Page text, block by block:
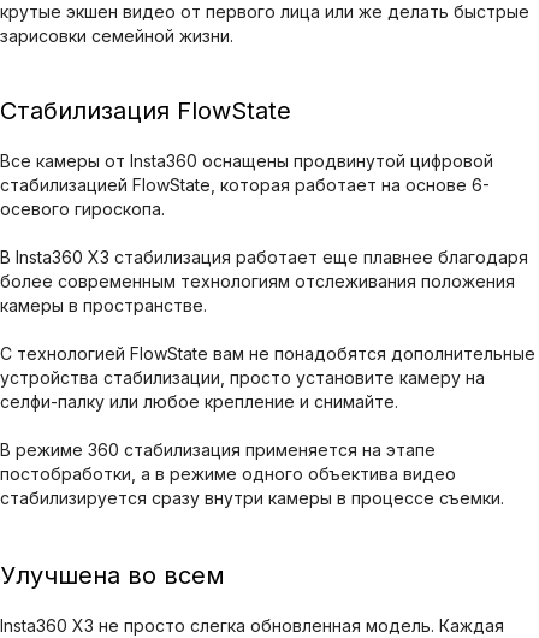
крутые экшен видео от первого лица или же делать быстрые
зарисовки семейной жизни.
Стабилизация FlowState
Все камеры от Insta360 оснащены продвинутой цифровой
стабилизацией FlowState, которая работает на основе 6-
осевого гироскопа.
В Insta360 X3 стабилизация работает еще плавнее благодаря
более современным технологиям отслеживания положения
камеры в пространстве.
С технологией FlowState вам не понадобятся дополнительные
устройства стабилизации, просто установите камеру на
селфи-палку или любое крепление и снимайте.
В режиме 360 стабилизация применяется на этапе
постобработки, а в режиме одного объектива видео
стабилизируется сразу внутри камеры в процессе съемки.
Улучшена во всем
Insta360 X3 не просто слегка обновленная модель. Каждая